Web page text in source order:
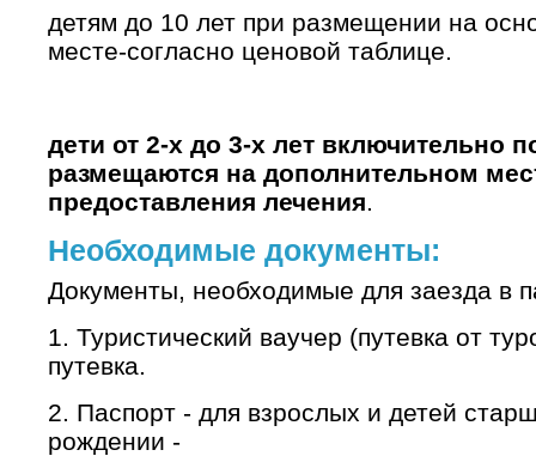
детям до 10 лет при размещении на
месте-согласно ценовой таблице.
дети от 2-х до 3-х лет включительно
размещаются на дополнительном
предоставления лечения.
Необходимые документы:
Документы, необходимые для заезда в
1. Туристический ваучер (путевка от
путевка.
2. Паспорт - для взрослых и детей
рождении -